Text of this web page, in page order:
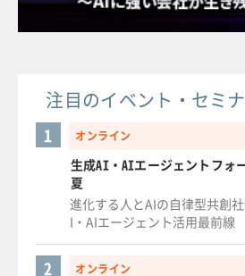
注目のイベント・セミ
オンライン
1
生成AI・AIエージェントフォ
夏
進化する人とAIの自律型共創
I・AIエージェント活用最前線
オンライン
2